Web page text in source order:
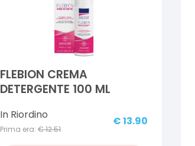
FLEBION CREMA
DETERGENTE 100 ML
In Riordino
Prima era: €12.51
€13.90